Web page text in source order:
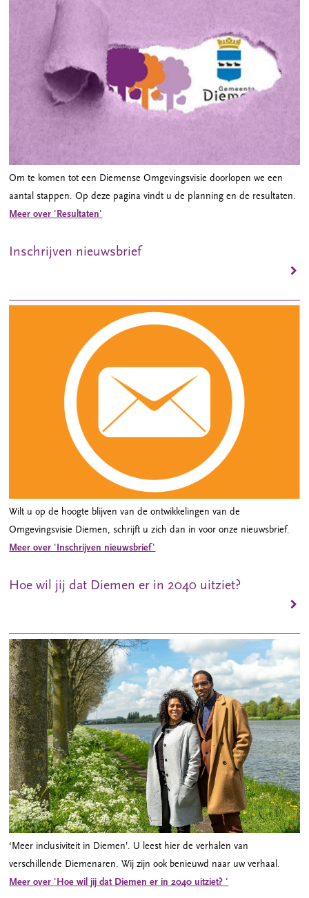
Om te komen tot een Diemense Omgevingsvisie doorlopen we een
aantal stappen. Op deze pagina vindt u de planning en de resultaten.
Meer over 'Resultaten'
Inschrijven nieuwsbrief
Wilt u op de hoogte blijven van de ontwikkelingen van de
Omgevingsvisie Diemen, schrijft u zich dan in voor onze nieuwsbrief.
Meer over 'Inschrijven nieuwsbrief'
Hoe wil jij dat Diemen er in 2040 uitziet?
‘Meer inclusiviteit in Diemen’. U leest hier de verhalen van
verschillende Diemenaren. Wij zijn ook benieuwd naar uw verhaal.
Meer over 'Hoe wil jij dat Diemen er in 2040 uitziet? '